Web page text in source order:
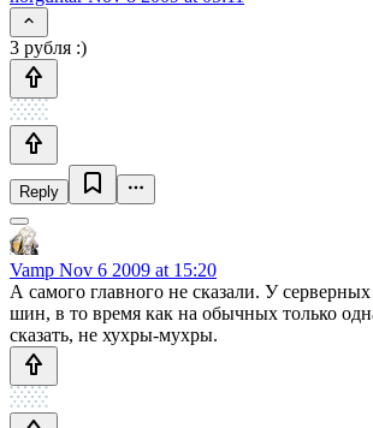
3 рубля :)
Reply
Vamp Nov 6 2009 at 15:20
А самого главного не сказали. У
шин, в то время как на обычных только
сказать, не хухры-мухры.